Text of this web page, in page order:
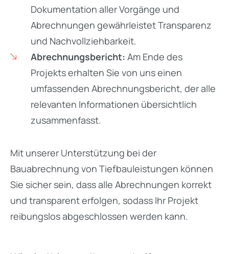
Dokumentation aller Vorgänge und
Abrechnungen gewährleistet Transparenz
und Nachvollziehbarkeit.
Abrechnungsbericht: Am Ende des
Projekts erhalten Sie von uns einen
umfassenden Abrechnungsbericht, der alle
relevanten Informationen übersichtlich
zusammenfasst.
Mit unserer Unterstützung bei der
Bauabrechnung von Tiefbauleistungen können
Sie sicher sein, dass alle Abrechnungen korrekt
und transparent erfolgen, sodass Ihr Projekt
reibungslos abgeschlossen werden kann.